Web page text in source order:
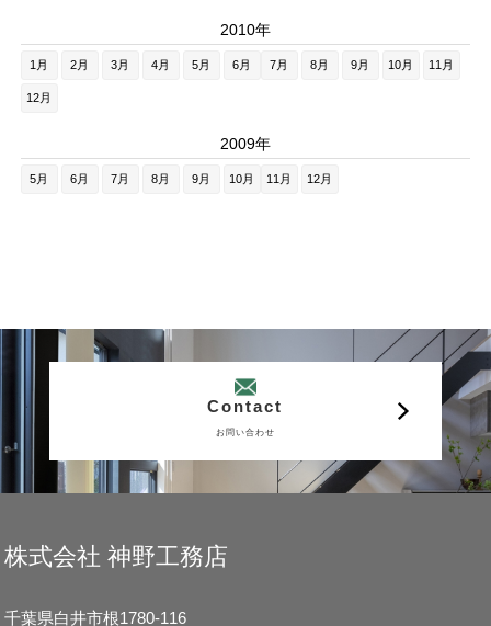
2010年
1月 2月 3月 4月 5月 6月 7月 8月 9月 10月 11月
12月
2009年
5月 6月 7月 8月 9月 10月 11月 12月
Contact
お問い合わせ
株式会社 神野工務店
千葉県白井市根1780-116